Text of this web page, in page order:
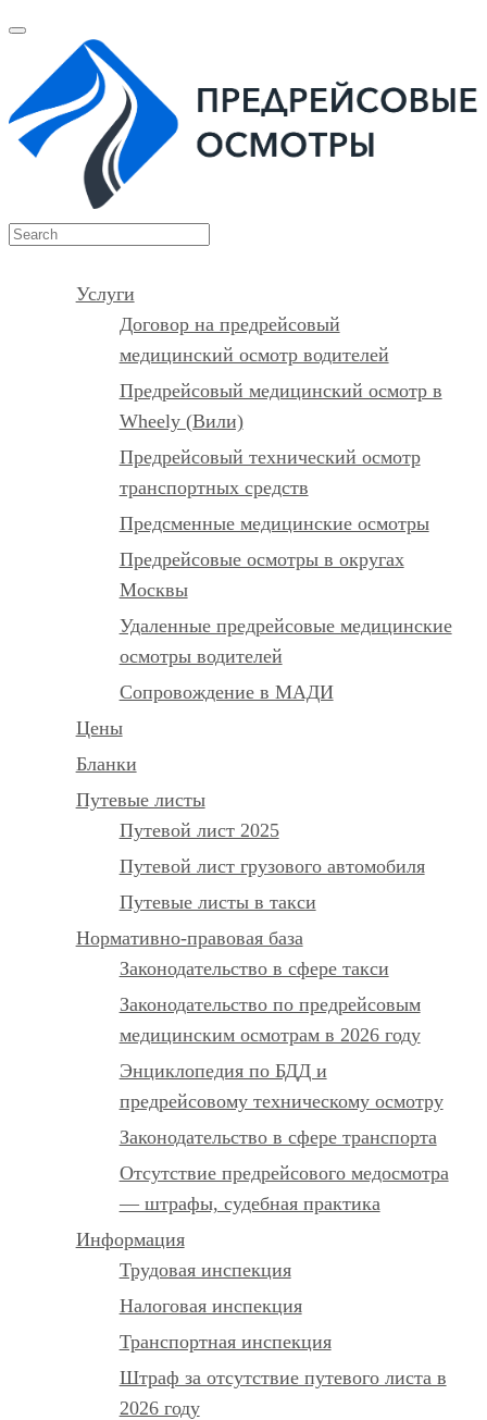
Услуги
Договор на предрейсовый
медицинский осмотр водителей
Предрейсовый медицинский осмотр в
Wheely (Вили)
Предрейсовый технический осмотр
транспортных средств
Предсменные медицинские осмотры
Предрейсовые осмотры в округах
Москвы
Удаленные предрейсовые медицинские
осмотры водителей
Сопровождение в МАДИ
Цены
Бланки
Путевые листы
Путевой лист 2025
Путевой лист грузового автомобиля
Путевые листы в такси
Нормативно-правовая база
Законодательство в сфере такси
Законодательство по предрейсовым
медицинским осмотрам в 2026 году
Энциклопедия по БДД и
предрейсовому техническому осмотру
Законодательство в сфере транспорта
Отсутствие предрейсового медосмотра
— штрафы, судебная практика
Информация
Трудовая инспекция
Налоговая инспекция
Транспортная инспекция
Штраф за отсутствие путевого листа в
2026 году